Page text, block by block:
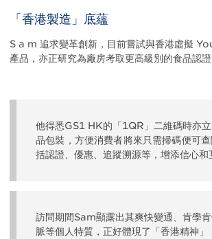
「香港製造」底蘊
S a m 追求變革創新，目前嘗試與香港虛擬
產品，亦正研究為廠房考取更高級別的食品認證
他得悉GS1 HK的「1QR」二維碼時亦
品包裝，方便消費者將來只需掃碼便可
括認證、優惠、追蹤溯源等，增添信心和
訪問期間Sam顯露出其爽快變通、肯學
脈等個人特質，正好體現了「香港精神」